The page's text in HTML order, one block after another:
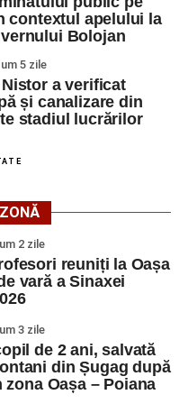
Râpa Roșie găzduiește
„CicloAventurier
Symphonic Camp
la Sebeș
un recital apreciat de
în cadrul taberei, iar
cu aplauze îndelungate.
contextul apelului la
Bolojan
5 zile
a verificat
și canalizare din
stadiul lucrărilor
2 zile
reuniți la Oașa
vară a Sinaxei
3 zile
de 2 ani, salvată
din Șugag după
Oașa – Poiana